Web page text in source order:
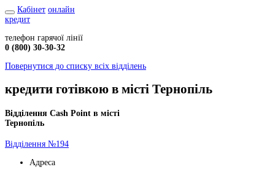
Кабінет онлайн
кредит
телефон гарячої лінії
0 (800) 30-30-32
Повернутися до списку всіх відділень
кредити готівкою в місті Тернопіль
Відділення Cash Point в місті
Тернопіль
Відділення №194
Адреса